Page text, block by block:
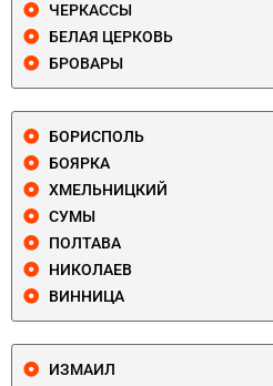
ЧЕРКАССЫ
БЕЛАЯ ЦЕРКОВЬ
БРОВАРЫ
БОРИСПОЛЬ
БОЯРКА
ХМЕЛЬНИЦКИЙ
СУМЫ
ПОЛТАВА
НИКОЛАЕВ
ВИННИЦА
ИЗМАИЛ